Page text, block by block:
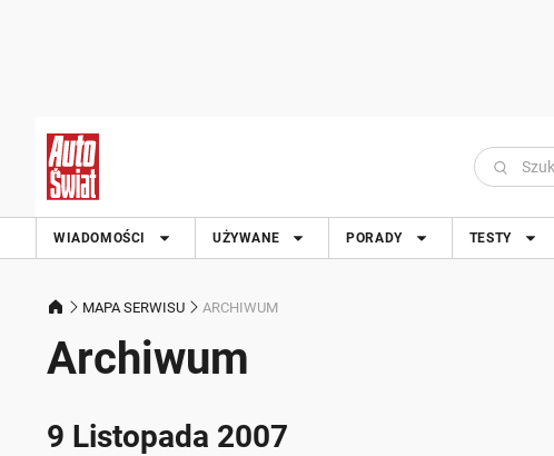
WIADOMOŚCI UŻYWANE PORADY TESTY
MAPA SERWISU ARCHIWUM
Archiwum
9 Listopada 2007